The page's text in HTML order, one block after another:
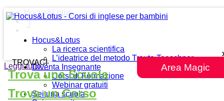
Hocus&Lotus
La ricerca scientifica
L’ideatrice del metodo Traute Taeschner
Diventa Insegnante
Corsi di Formazione
Webinar gratuiti
Sei una scuola
Area Magic
TROVACI
Trova una Scuola
Trova un Corso
Hocus&Lotus
Leggi tutto""